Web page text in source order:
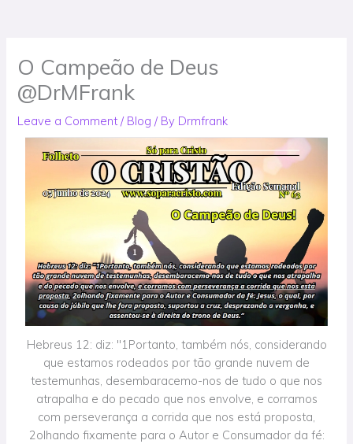
O Campeão de Deus
@DrMFrank
Leave a Comment / Blog / By Drmfrank
Hebreus 12: diz: "1Portanto, também nós, considerando
que estamos rodeados por tão grande nuvem de
testemunhas, desembaracemo-nos de tudo o que nos
atrapalha e do pecado que nos envolve, e corramos
com perseverança a corrida que nos está proposta,
2olhando fixamente para o Autor e Consumador da fé: